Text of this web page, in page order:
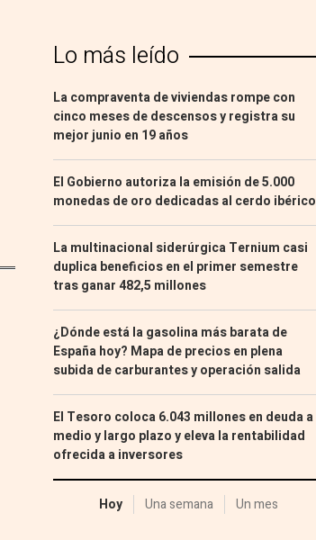
Lo más leído
La compraventa de viviendas rompe con
cinco meses de descensos y registra su
mejor junio en 19 años
El Gobierno autoriza la emisión de 5.000
monedas de oro dedicadas al cerdo ibérico
La multinacional siderúrgica Ternium casi
duplica beneficios en el primer semestre
tras ganar 482,5 millones
¿Dónde está la gasolina más barata de
España hoy? Mapa de precios en plena
subida de carburantes y operación salida
El Tesoro coloca 6.043 millones en deuda a
medio y largo plazo y eleva la rentabilidad
ofrecida a inversores
Hoy Una semana Un mes